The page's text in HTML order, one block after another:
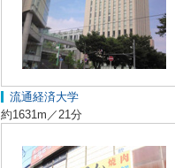
流通経済大学
約1631m／21分